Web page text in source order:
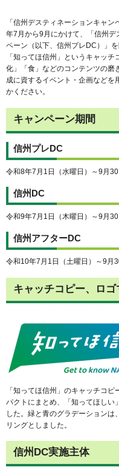
「信州デスティネーションキャ
年7月から9月にかけて、「信州
ペーン（以下、信州プレDC）」を
「知ってほ信州」というキャッ
化」「食」などのコンテンツの磨
成に資するイベント・企画などを
かください。
キャンペーン期間
信州プレDC
令和8年7月1日（水曜日）～9月30
信州DC
令和9年7月1日（木曜日）～9月30
信州アフターDC
令和10年7月1日（土曜日）～9月
キャッチコピー、ロゴ
「知ってほ信州」のキャッチコ
パクトにまとめ、「知ってほしい
した。緑と青のグラデーションは
リングとしました。
信州DC実施主体